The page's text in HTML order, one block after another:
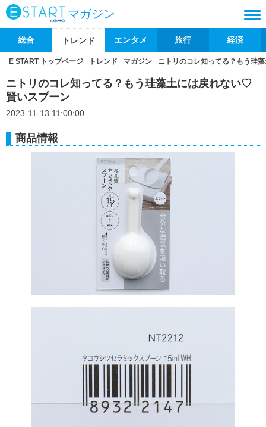
マガジン
総合 トレンド エンタメ 旅行 経済
E START トップページ トレンド マガジン ニトリのコレ知ってる？もう珪
ニトリのコレ知ってる？もう珪藻土には戻れない♡
賢いスプーン
2023-11-13 11:00:00
商品情報